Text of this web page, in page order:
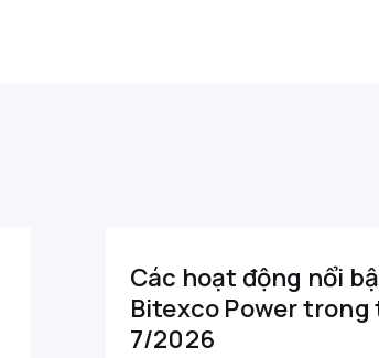
Các hoạt động nổi
Bitexco Power trong
7/2026